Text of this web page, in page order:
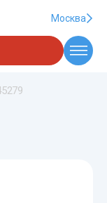
Москва